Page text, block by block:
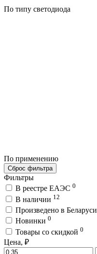
По типу светодиода
По применению
Сброс фильтра
Фильтры
В реестре ЕАЭС 0
В наличии 12
Произведено в Беларуси
Новинки 0
Товары со скидкой 0
Цена, ₽